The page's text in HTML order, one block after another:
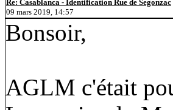
Re: Casablanca - Identification Rue de Segonzac
09 mars 2019, 14:57
Bonsoir,
AGLM c'était